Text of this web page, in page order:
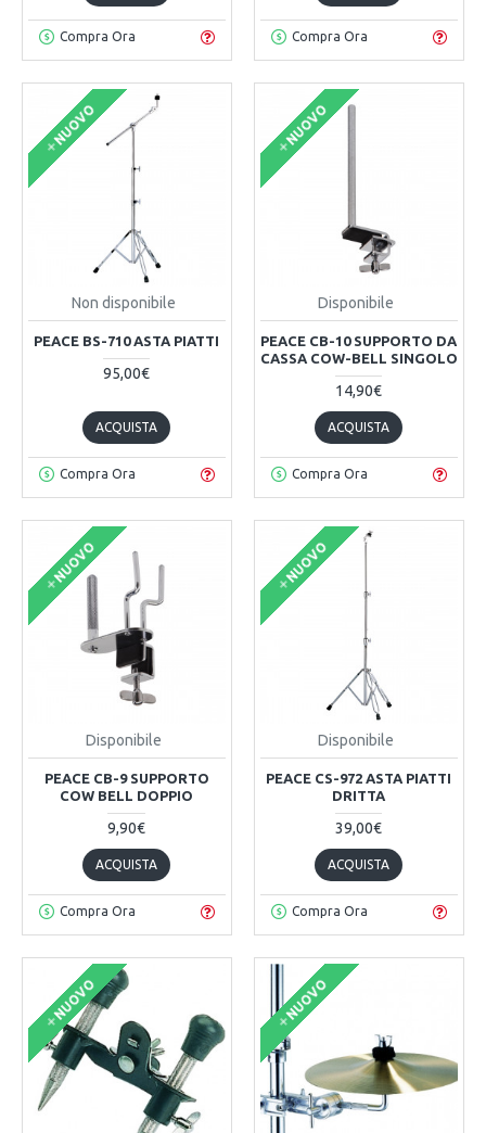
Compra Ora Compra Ora
NUOVO
Non disponibile
PEACE BS-710 ASTA PIATTI
95,00€
ACQUISTA
Compra Ora
NUOVO
Disponibile
PEACE CB-10 SUPPORTO DA
CASSA COW-BELL SINGOLO
14,90€
ACQUISTA
Compra Ora
NUOVO
Disponibile
PEACE CB-9 SUPPORTO
COW BELL DOPPIO
9,90€
ACQUISTA
Compra Ora
NUOVO
Disponibile
PEACE CS-972 ASTA PIATTI
DRITTA
39,00€
ACQUISTA
Compra Ora
NUOVO NUOVO